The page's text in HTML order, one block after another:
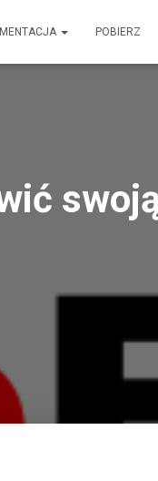
POBIERZ